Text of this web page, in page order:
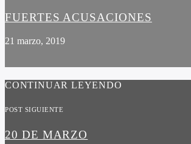
FUERTES ACUSACIONES
21 marzo, 2019
CONTINUAR LEYENDO
POST SIGUIENTE
20 DE MARZO